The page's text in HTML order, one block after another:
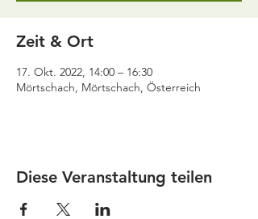
Zeit & Ort
17. Okt. 2022, 14:00 – 16:30
Mörtschach, Mörtschach, Österreich
Diese Veranstaltung teilen